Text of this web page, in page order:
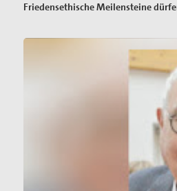
Friedensethische Meilensteine